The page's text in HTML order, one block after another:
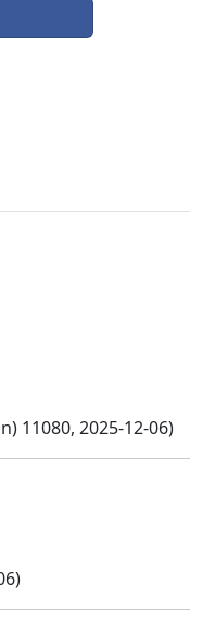
11080, 2025-12-06)